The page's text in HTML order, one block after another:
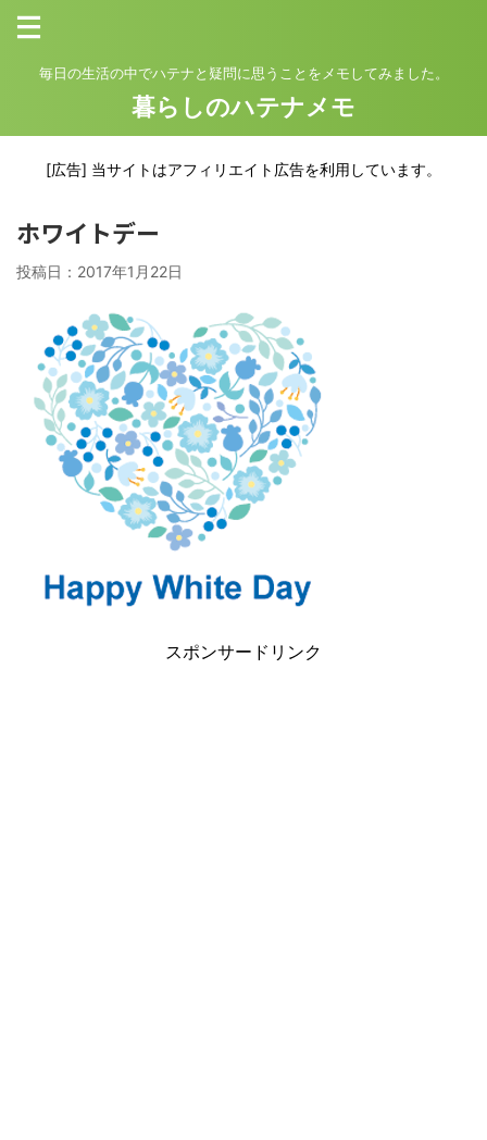
毎日の生活の中でハテナと疑問に思うことをメモしてみました。
暮らしのハテナメモ
[広告] 当サイトはアフィリエイト広告を利用しています。
ホワイトデー
投稿日： 2017年1月22日
スポンサードリンク